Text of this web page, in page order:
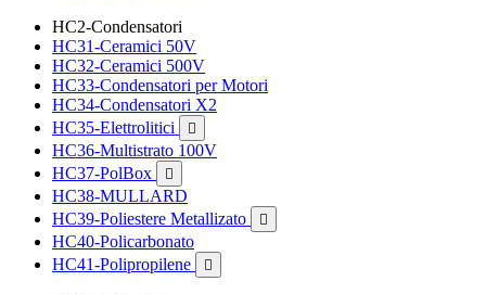
HC2-Condensatori
HC31-Ceramici 50V
HC32-Ceramici 500V
HC33-Condensatori per Motori
HC34-Condensatori X2
HC35-Elettrolitici

HC36-Multistrato 100V
HC37-PolBox

HC38-MULLARD
HC39-Poliestere Metallizato

HC40-Policarbonato
HC41-Polipropilene
